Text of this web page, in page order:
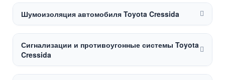
Шумоизоляция автомобиля Toyota Cressida
Сигнализации и противоугонные системы Toyota
Cressida